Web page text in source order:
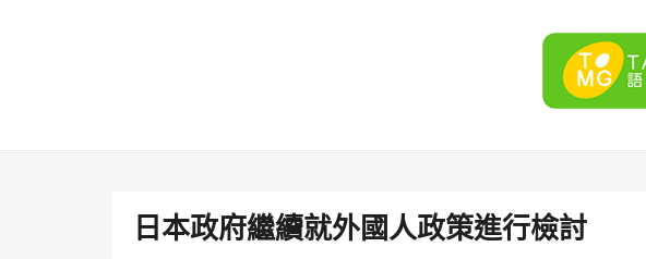
日本政府繼續就外國人政策進行檢討